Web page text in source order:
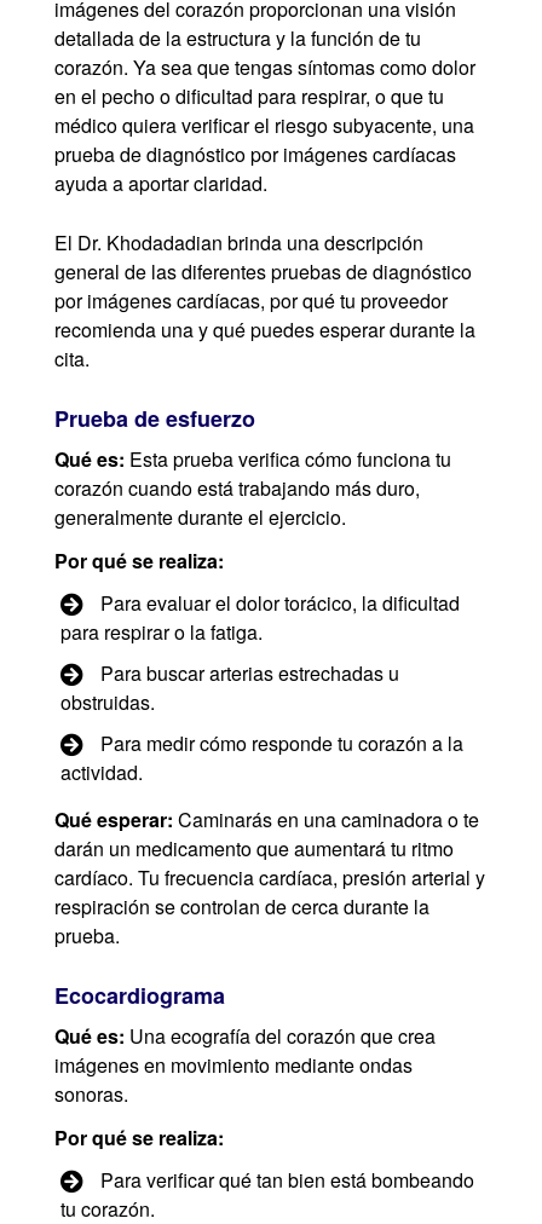
imágenes del corazón proporcionan una visión
detallada de la estructura y la función de tu
corazón. Ya sea que tengas síntomas como dolor
en el pecho o dificultad para respirar, o que tu
médico quiera verificar el riesgo subyacente, una
prueba de diagnóstico por imágenes cardíacas
ayuda a aportar claridad.
El Dr. Khodadadian brinda una descripción
general de las diferentes pruebas de diagnóstico
por imágenes cardíacas, por qué tu proveedor
recomienda una y qué puedes esperar durante la
cita.
Prueba de esfuerzo
Qué es: Esta prueba verifica cómo funciona tu
corazón cuando está trabajando más duro,
generalmente durante el ejercicio.
Por qué se realiza:
Para evaluar el dolor torácico, la dificultad
para respirar o la fatiga.
Para buscar arterias estrechadas u
obstruidas.
Para medir cómo responde tu corazón a la
actividad.
Qué esperar: Caminarás en una caminadora o te
darán un medicamento que aumentará tu ritmo
cardíaco. Tu frecuencia cardíaca, presión arterial y
respiración se controlan de cerca durante la
prueba.
Ecocardiograma
Qué es: Una ecografía del corazón que crea
imágenes en movimiento mediante ondas
sonoras.
Por qué se realiza:
Para verificar qué tan bien está bombeando
tu corazón.